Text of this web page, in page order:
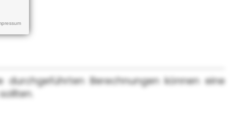
durchgeführten Berechnungen können eine